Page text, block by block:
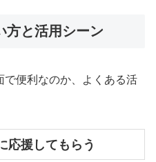
方と活用シーン
便利なのか、よくある活
応援してもらう